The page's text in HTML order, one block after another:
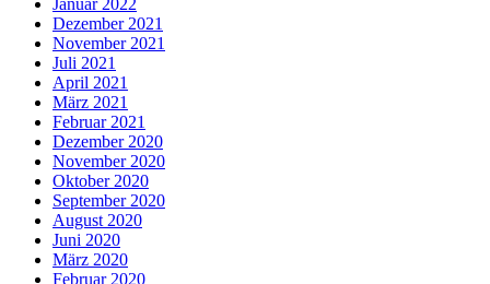
Januar 2022
Dezember 2021
November 2021
Juli 2021
April 2021
März 2021
Februar 2021
Dezember 2020
November 2020
Oktober 2020
September 2020
August 2020
Juni 2020
März 2020
Februar 2020